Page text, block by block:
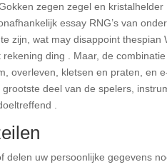
zegen zegel en
essay RNG’s van
zijn, wat may disappoint
ding . Maar, de
overleven, kletsen en praten, en
deel van de spelers,
.
delen uw persoonlijke gegevens